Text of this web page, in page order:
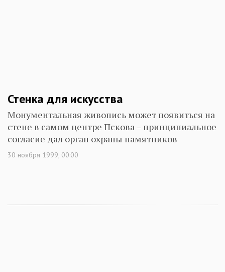
Стенка для искусства
Монументальная живопись может появиться на
стене в самом центре Пскова – принципиальное
согласие дал орган охраны памятников
30 ноября 1999, 00:00